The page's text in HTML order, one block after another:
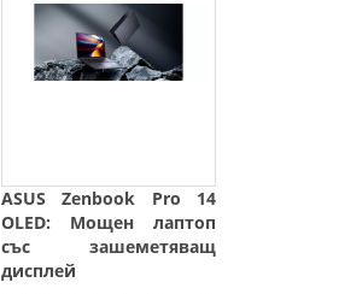
ASUS Zenbook Pro 14
OLED: Мощен лаптоп
със зашеметяващ
дисплей